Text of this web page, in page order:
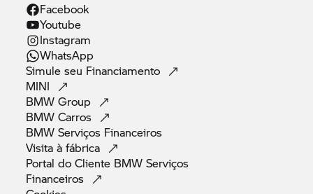
Facebook
Youtube
Instagram
WhatsApp
Simule seu Financiamento
MINI
BMWGroup
BMWCarros
BMW Serviços Financeiros
Visita àfábrica
Portal do Cliente BMW Serviços
Financeiros